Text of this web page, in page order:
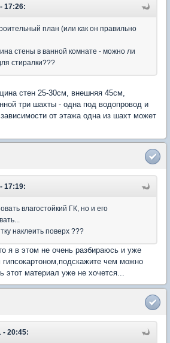
17:26:
план (или как он правильно
стены в ванной комнате - можно ли
стиралки???
стен 25-30см, внешняя 45см,
три шахты - одна под водопровод и
от этажа одна из шахт может
17:19:
влагостойкий ГК, но и его
наклеить поверх ???
я в этом не очень разбираюсь и уже
чем можно
этот материал уже не хочется...
- 20:45: